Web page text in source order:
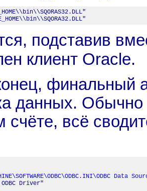
подставив
клиент Oracle.
финальный
данных. Обычно
счёте, всё
Data
Driver"